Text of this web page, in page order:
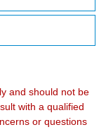
and should not be
with a qualified
or questions